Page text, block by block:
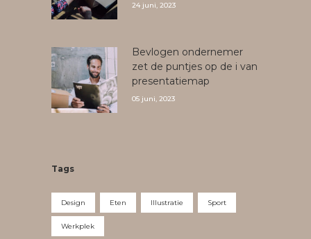
24 juni, 2023
Bevlogen ondernemer
zet de puntjes op de i van
presentatiemap
05 juni, 2023
Tags
Design Eten Illustratie Sport
Werkplek